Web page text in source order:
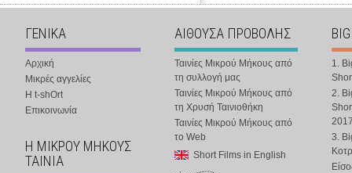
ΓΕΝΙΚΑ
Αρχική
Μικρές αγγελίες
Η t-shOrt
Επικοινωνία
Η ΜΙΚΡΟΥ ΜΗΚΟΥΣ
ΤΑΙΝΙΑ
ΑΙΘΟΥΣΑ ΠΡΟΒΟΛΗΣ
Ταινίες Μικρού Μήκους από
τη συλλογή μας
Ταινίες Μικρού Μήκους από
τη Χρυσή Ταινιοθήκη
Ταινίες Μικρού Μήκους από
το Web
Short Films in English
1.
2.
3.